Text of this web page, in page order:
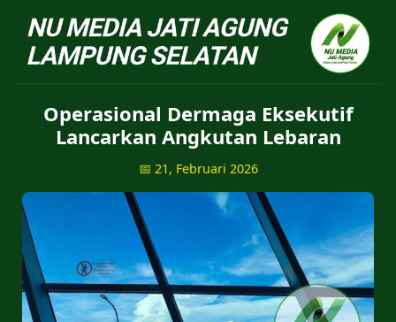
NU Jatiagung - Situs
Operasional Dermaga Eksekutif
Lancarkan Angkutan Lebaran
📅 21, Februari 2026